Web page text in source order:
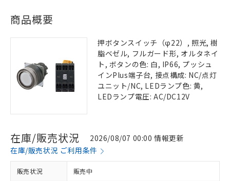
商品概要
押ボタンスイッチ（φ22）, 照光, 樹
脂ベゼル, フルガード形, オルタネイ
ト, ボタンの色: 白, IP66, プッシュ
インPlus端子台, 接点構成: NC/点灯
ユニット/NC, LEDランプ色: 黄,
LEDランプ電圧: AC/DC12V
在庫/販売状況
2026/08/07 00:00 情報更新
在庫/販売状況 ご利用条件
販売状況 販売中